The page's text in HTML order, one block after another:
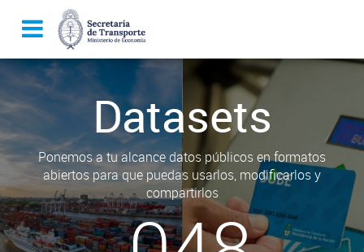
Datasets
Ponemos a tu alcance datos públicos en formatos
abiertos para que puedas usarlos, modificarlos y
compartirlos